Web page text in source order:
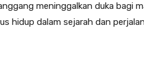
meninggalkan duka bagi
hidup dalam sejarah dan